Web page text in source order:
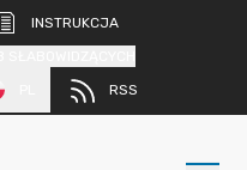
INSTRUKCJA
RSS